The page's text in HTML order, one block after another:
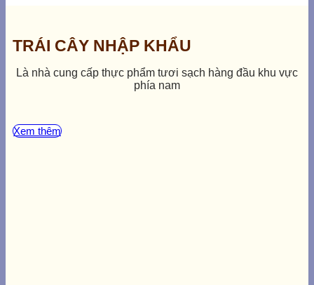
TRÁI CÂY NHẬP KHẨU
Là nhà cung cấp thực phẩm tươi sạch hàng đầu khu vực
phía nam
Xem thêm